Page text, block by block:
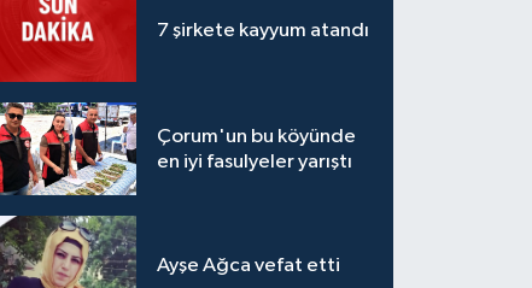
7 şirkete kayyum atandı
Çorum'un bu köyünde
en iyi fasulyeler yarıştı
Ayşe Ağca vefat etti